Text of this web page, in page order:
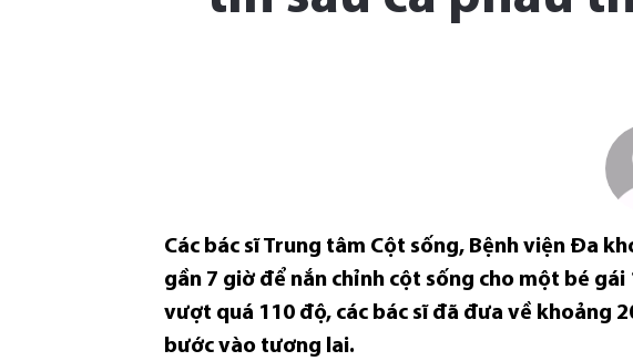
Các bác sĩ Trung tâm Cột sống, Bệnh viện Đa
gần 7 giờ để nắn chỉnh cột sống cho một bé
vượt quá 110 độ, các bác sĩ đã đưa về khoảng
bước vào tương lai.